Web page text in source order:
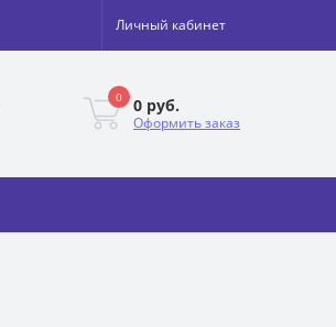
Личный кабинет
0 0 руб.
Оформить заказ